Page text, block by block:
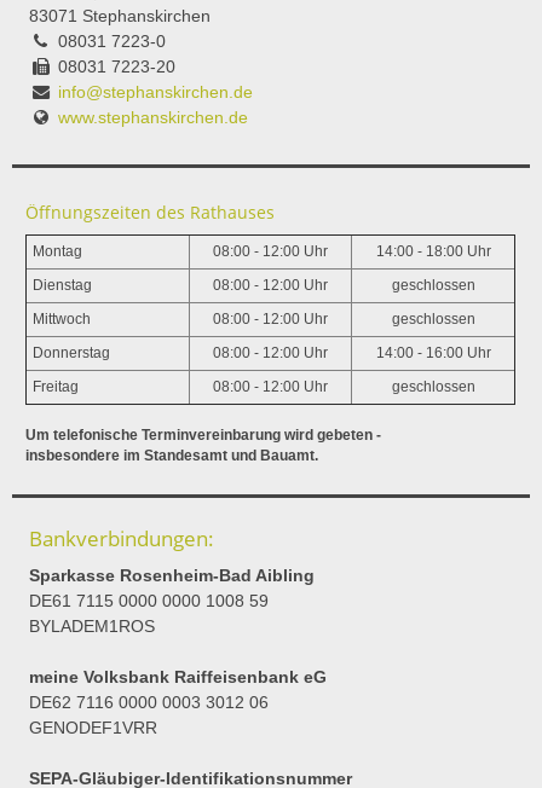
83071 Stephanskirchen
08031 7223-0
08031 7223-20
info@stephanskirchen.de
www.stephanskirchen.de
Öffnungszeiten des Rathauses
Montag 08:00 - 12:00 Uhr 14:00 - 18:00 Uhr
Dienstag 08:00 - 12:00 Uhr geschlossen
Mittwoch 08:00 - 12:00 Uhr geschlossen
Donnerstag 08:00 - 12:00 Uhr 14:00 - 16:00 Uhr
Freitag 08:00 - 12:00 Uhr geschlossen
Um telefonische Terminvereinbarung wird gebeten -
insbesondere im Standesamt und Bauamt.
Bankverbindungen:
Sparkasse Rosenheim-Bad Aibling
DE61 7115 0000 0000 1008 59
BYLADEM1ROS
meine Volksbank Raiffeisenbank eG
DE62 7116 0000 0003 3012 06
GENODEF1VRR
SEPA-Gläubiger-Identifikationsnummer